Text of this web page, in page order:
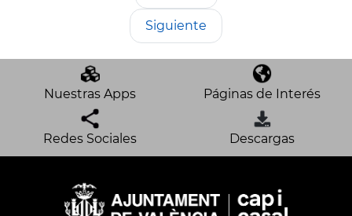
Siguiente
Nuestras Apps Páginas de Interés
Redes Sociales Descargas